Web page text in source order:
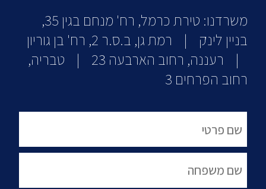
משרדנו: טירת כרמל, רח' מנחם בגין 35,
בניין לינק | רמת גן, ב.ס.ר 2, רח' בן גוריון
| רעננה, רחוב הארבעה 23 | טבריה,
רחוב הפרחים 3